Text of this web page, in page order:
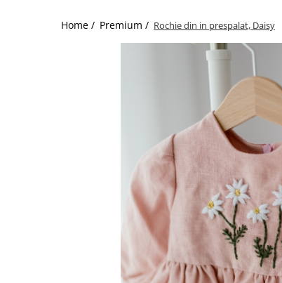
Home / Premium / Rochie din in prespalat, Daisy